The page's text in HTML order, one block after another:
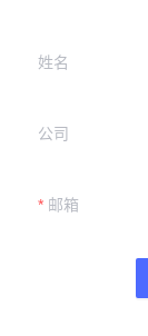
姓名
公司
邮箱